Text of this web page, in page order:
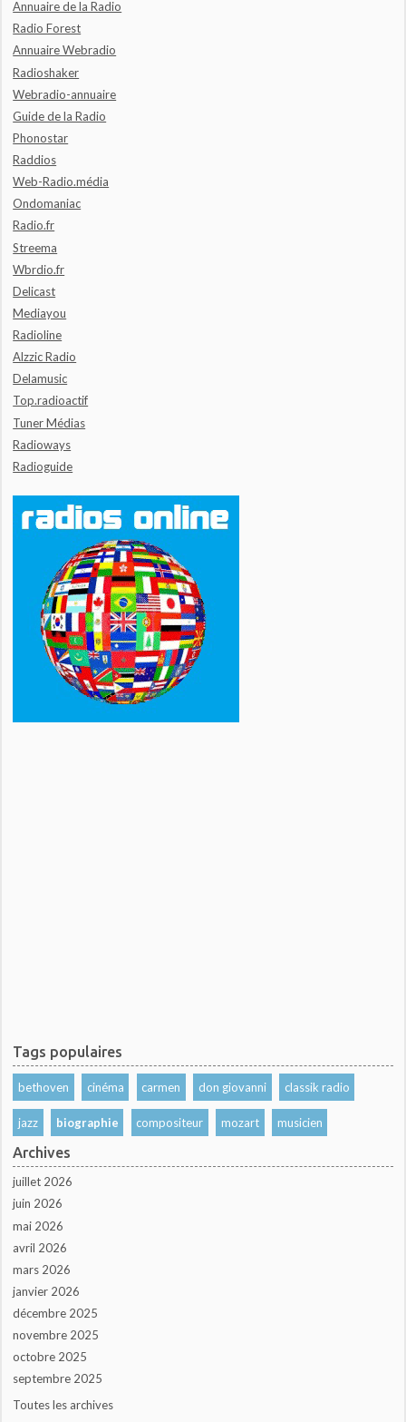
Annuaire de la Radio
Radio Forest
Annuaire Webradio
Radioshaker
Webradio-annuaire
Guide de la Radio
Phonostar
Raddios
Web-Radio.média
Ondomaniac
Radio.fr
Streema
Wbrdio.fr
Delicast
Mediayou
Radioline
Alzzic Radio
Delamusic
Top.radioactif
Tuner Médias
Radioways
Radioguide
Tags populaires
bethoven cinéma carmen don giovanni classik radio
jazz biographie compositeur mozart musicien
Archives
juillet 2026
juin 2026
mai 2026
avril 2026
mars 2026
janvier 2026
décembre 2025
novembre 2025
octobre 2025
septembre 2025
Toutes les archives